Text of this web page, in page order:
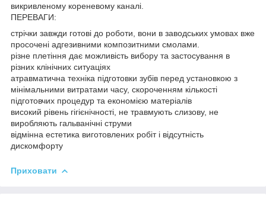
викривленому кореневому каналі.
ПЕРЕВАГИ:
стрічки завжди готові до роботи, вони в заводських умовах вже
просочені адгезивними композитними смолами.
різне плетіння дає можливість вибору та застосування в
різних клінічних ситуаціях
атравматична техніка підготовки зубів перед установкою з
мінімальними витратами часу, скороченням кількості
підготовчих процедур та економією матеріалів
високий рівень гігієнічності, не травмують слизову, не
виробляють гальванічні струми
відмінна естетика виготовлених робіт і відсутність
дискомфорту
Приховати